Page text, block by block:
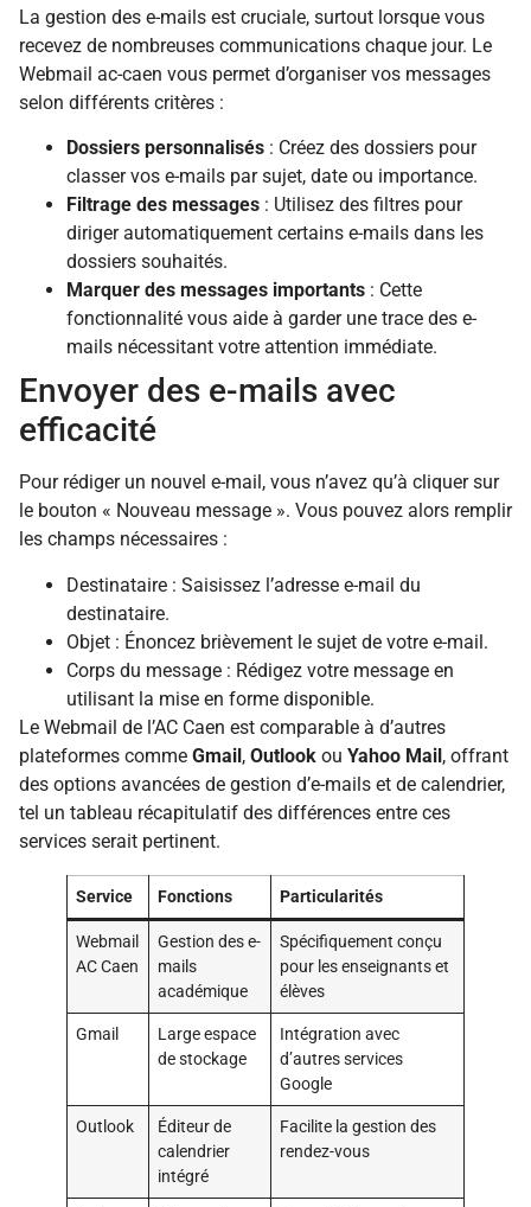
La gestion des e-mails est cruciale, surtout lorsque vous
recevez de nombreuses communications chaque jour. Le
Webmail ac-caen vous permet d’organiser vos messages
selon différents critères :
Dossiers personnalisés : Créez des dossiers pour
classer vos e-mails par sujet, date ou importance.
Filtrage des messages : Utilisez des filtres pour
diriger automatiquement certains e-mails dans les
dossiers souhaités.
Marquer des messages importants : Cette
fonctionnalité vous aide à garder une trace des e-
mails nécessitant votre attention immédiate.
Envoyer des e-mails avec
efficacité
Pour rédiger un nouvel e-mail, vous n’avez qu’à cliquer sur
le bouton « Nouveau message ». Vous pouvez alors remplir
les champs nécessaires :
Destinataire : Saisissez l’adresse e-mail du
destinataire.
Objet : Énoncez brièvement le sujet de votre e-mail.
Corps du message : Rédigez votre message en
utilisant la mise en forme disponible.
Le Webmail de l’AC Caen est comparable à d’autres
plateformes comme Gmail, Outlook ou Yahoo Mail, offrant
des options avancées de gestion d’e-mails et de calendrier,
tel un tableau récapitulatif des différences entre ces
services serait pertinent.
Service Fonctions Particularités
Webmail
AC Caen
Gestion des e-
mails
académique
Spécifiquement conçu
pour les enseignants et
élèves
Gmail
Large espace
de stockage
Intégration avec
d’autres services
Google
Outlook
Éditeur de
calendrier
intégré
Facilite la gestion des
rendez-vous